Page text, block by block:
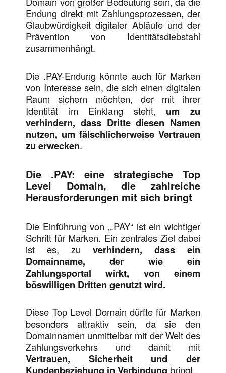
Endung direkt mit Zahlungsprozessen, der
Glaubwürdigkeit digitaler Abläufe und der
Prävention von Identitätsdiebstahl
zusammenhängt.
Die .PAY-Endung könnte auch für Marken
von Interesse sein, die sich einen digitalen
Raum sichern möchten, der mit ihrer
Identität im Einklang steht, um zu
verhindern, dass Dritte diesen Namen
nutzen, um fälschlicherweise Vertrauen
zu erwecken.
Die .PAY: eine strategische Top
Level Domain, die zahlreiche
Herausforderungen mit sich bringt
Die Einführung von „.PAY“ ist ein wichtiger
Schritt für Marken. Ein zentrales Ziel dabei
ist es, zu verhindern, dass ein
Domainname, der wie ein
Zahlungsportal wirkt, von einem
böswilligen Dritten genutzt wird.
Diese Top Level Domain dürfte für Marken
besonders attraktiv sein, da sie den
Domainnamen unmittelbar mit der Welt des
Zahlungsverkehrs und damit mit
Vertrauen, Sicherheit und der
Kundenbeziehung in Verbindung bringt.